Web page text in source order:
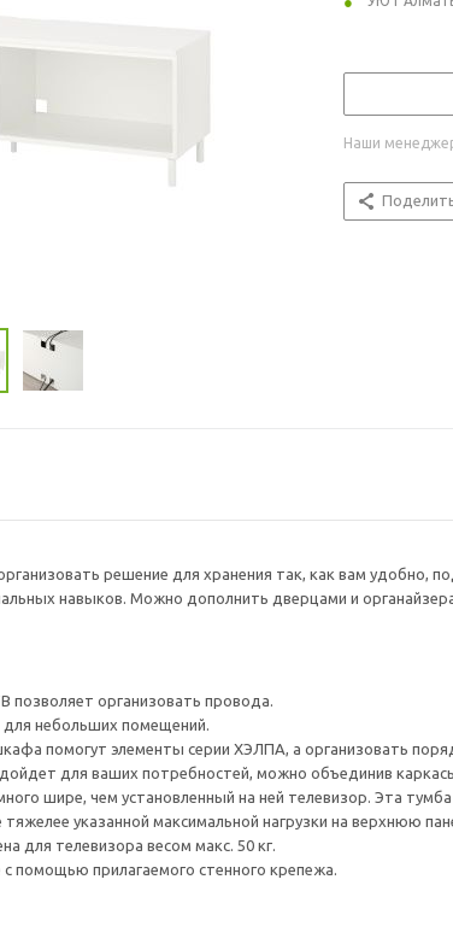
Наши
решение для хранения так, как вам удобно,
навыков. Можно дополнить дверцами и
позволяет организовать провода.
для небольших помещений.
помогут элементы серии ХЭЛПА, а организовать
для ваших потребностей, можно объединив
шире, чем установленный на ней телевизор. Эта
указанной максимальной нагрузки на верхнюю
для телевизора весом макс. 50 кг.
помощью прилагаемого стенного крепежа.